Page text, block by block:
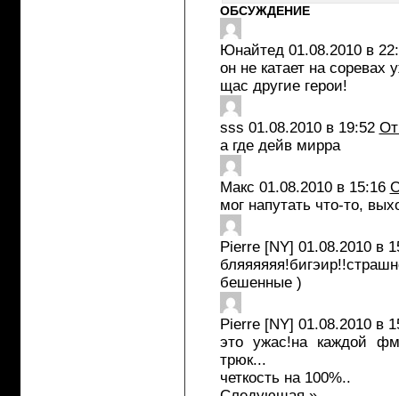
ОБСУЖДЕНИЕ
Юнайтед 01.08.2010 в
он не катает на соревах
щас другие герои!
sss 01.08.2010 в 19:52
а где дейв мирра
Макс 01.08.2010 в 15:16
мог напутать что-то,
Pierre [NY] 01.08.2010 в
бешенные )
Pierre [NY] 01.08.2010 в
это ужас!на каждой
трюк...
четкость на 100%..